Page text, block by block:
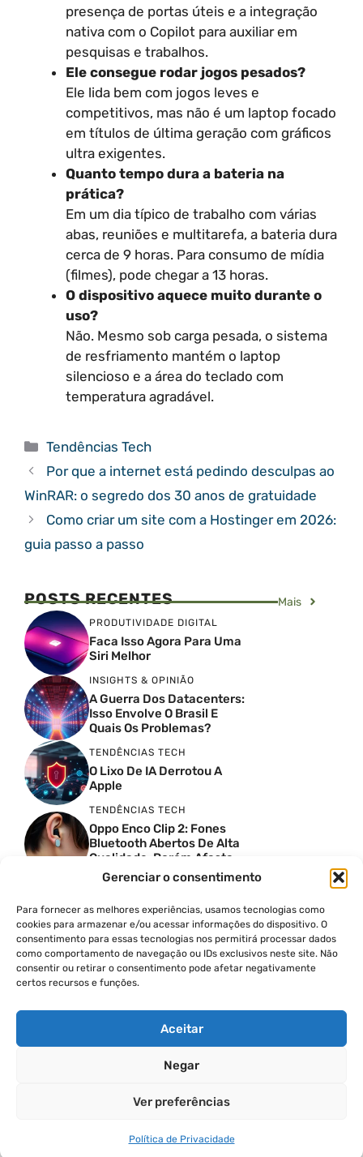
Gerenciar o consentimento
Para fornecer as melhores experiências, usamos tecnologias como
cookies para armazenar e/ou acessar informações do dispositivo. O
consentimento para essas tecnologias nos permitirá processar dados
como comportamento de navegação ou IDs exclusivos neste site. Não
consentir ou retirar o consentimento pode afetar negativamente
certos recursos e funções.
Aceitar
Negar
Ver preferências
Política de Privacidade
presença de portas úteis e a integração
nativa com o Copilot para auxiliar em
pesquisas e trabalhos.
Ele consegue rodar jogos pesados?
Ele lida bem com jogos leves e
competitivos, mas não é um laptop focado
em títulos de última geração com gráficos
ultra exigentes.
Quanto tempo dura a bateria na
prática?
Em um dia típico de trabalho com várias
abas, reuniões e multitarefa, a bateria dura
cerca de 9 horas. Para consumo de mídia
(filmes), pode chegar a 13 horas.
O dispositivo aquece muito durante o
uso?
Não. Mesmo sob carga pesada, o sistema
de resfriamento mantém o laptop
silencioso e a área do teclado com
temperatura agradável.
Categorias
Tendências Tech
Por que a internet está pedindo desculpas ao
WinRAR: o segredo dos 30 anos de gratuidade
Como criar um site com a Hostinger em 2026:
guia passo a passo
POSTS RECENTES Mais
PRODUTIVIDADE DIGITAL
Faca Isso Agora Para Uma
Siri Melhor
INSIGHTS & OPINIÃO
A Guerra Dos Datacenters:
Isso Envolve O Brasil E
Quais Os Problemas?
TENDÊNCIAS TECH
O Lixo De IA Derrotou A
Apple
TENDÊNCIAS TECH
Oppo Enco Clip 2: Fones
Bluetooth Abertos De Alta
Qualidade, Porém Afasta
Novatos
Troquei Meu Garmin
Premium Por Um Relógio
De 250 Dólares E Isso Foi O
Que Aconteceu
TENDÊNCIAS TECH
Quatro Câmeras De 50MP:
Absurdo
POLÍTICA DE PRIVACIDADE